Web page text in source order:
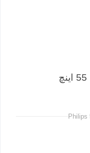
مانیتور صنعتی لمسی فیلیپس 55 اینچ
Philips